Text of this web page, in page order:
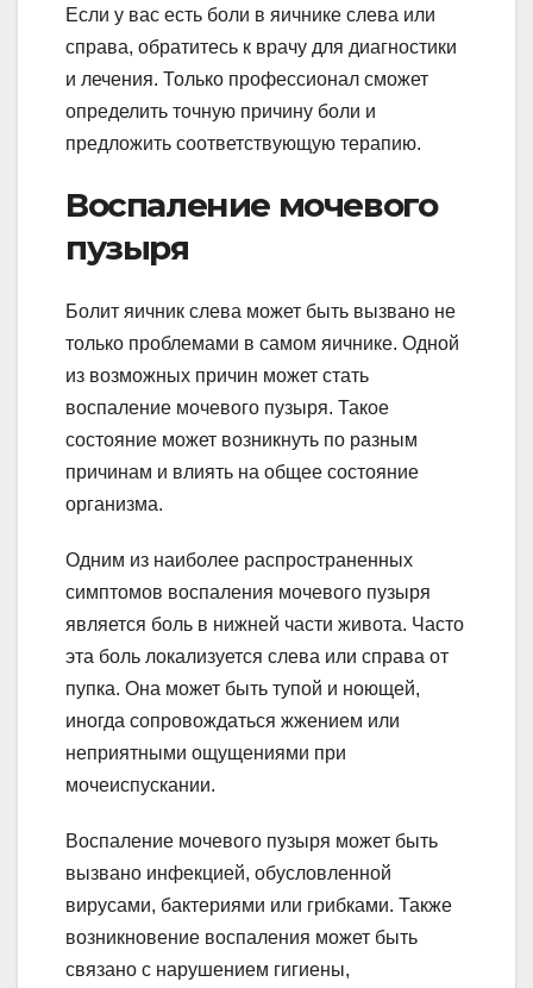
Если у вас есть боли в яичнике слева или
справа, обратитесь к врачу для диагностики
и лечения. Только профессионал сможет
определить точную причину боли и
предложить соответствующую терапию.
Воспаление мочевого
пузыря
Болит яичник слева может быть вызвано не
только проблемами в самом яичнике. Одной
из возможных причин может стать
воспаление мочевого пузыря. Такое
состояние может возникнуть по разным
причинам и влиять на общее состояние
организма.
Одним из наиболее распространенных
симптомов воспаления мочевого пузыря
является боль в нижней части живота. Часто
эта боль локализуется слева или справа от
пупка. Она может быть тупой и ноющей,
иногда сопровождаться жжением или
неприятными ощущениями при
мочеиспускании.
Воспаление мочевого пузыря может быть
вызвано инфекцией, обусловленной
вирусами, бактериями или грибками. Также
возникновение воспаления может быть
связано с нарушением гигиены,